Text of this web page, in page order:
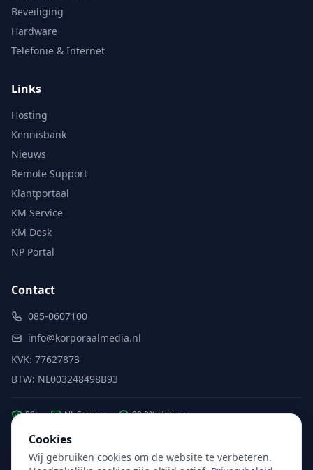
Beveiliging
Hardware
Telefonie & Internet
Links
Hosting
Kennisbank
Nieuws
Remote Support
Klantportaal
KM Service
KM Desk
NP Portal
Contact
085-0607100
info@korporaalmedia.nl
KVK: 77627873
BTW: NL003248498B93
SSL NL Servers 99.9% Uptime
Partner van: Microsoft·X2com Hikvision
Cookies
Wij gebruiken cookies om de website te verbeteren.